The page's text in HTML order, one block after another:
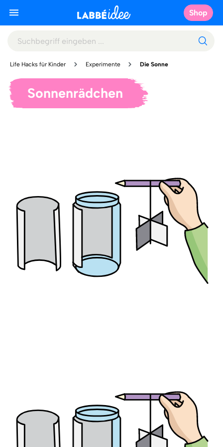
Shop
Life Hacks für Kinder Experimente Die Sonne
Sonnenrädchen